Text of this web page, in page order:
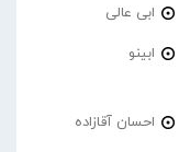
ابی عالی
ابینو
احسان آقازاده